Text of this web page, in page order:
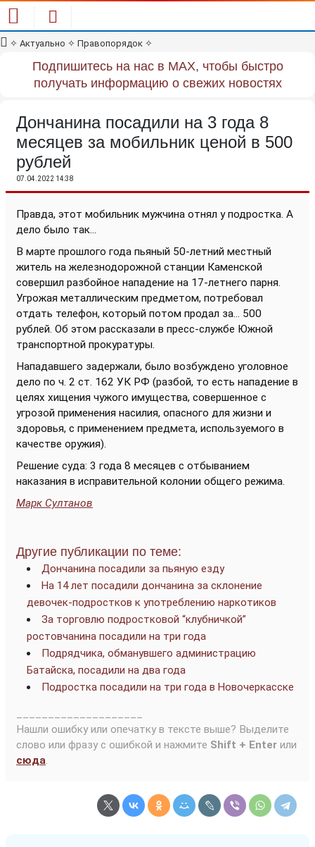
✧ Актуально ✧ Правопорядок ✧
Подпишитесь на нас в MAX, чтобы быстро
получать информацию о свежих новостях
Дончанина посадили на 3 года 8
месяцев за мобильник ценой в 500
рублей
07.04.2022 14:38
Правда, этот мобильник мужчина отнял у подростка. А
дело было так...
В марте прошлого года пьяный 50-летний местный
житель на железнодорожной станции Каменской
совершил разбойное нападение на 17-летнего парня.
Угрожая металлическим предметом, потребовал
отдать телефон, который потом продал за... 500
рублей. Об этом рассказали в пресс-службе Южной
транспортной прокуратуры.
Нападавшего задержали, было возбуждено уголовное
дело по ч. 2 ст. 162 УК РФ (разбой, то есть нападение в
целях хищения чужого имущества, совершенное с
угрозой применения насилия, опасного для жизни и
здоровья, с применением предмета, используемого в
качестве оружия).
Решение суда: 3 года 8 месяцев с отбыванием
наказания в исправительной колонии общего режима.
Марк Султанов
Другие публикации по теме:
Дончанина посадили за пьяную езду
На 14 лет посадили дончанина за склонение
девочек-подростков к употреблению наркотиков
За торговлю подростковой “клубничкой”
ростовчанина посадили на три года
Подрядчика, обманувшего администрацию
Батайска, посадили на два года
Подростка посадили на три года в Новочеркасске
Нашли ошибку или опечатку в тексте выше? Выделите
слово или фразу с ошибкой и нажмите Shift + Enter или
сюда.